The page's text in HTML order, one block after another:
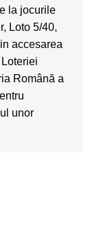
la jocurile
Loto 5/40,
accesarea
Română a
unor